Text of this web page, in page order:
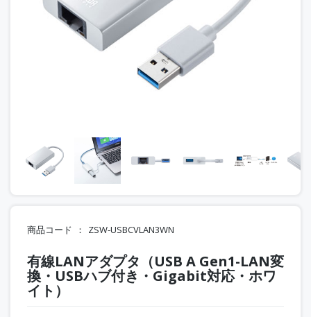
商品コード ZSW-USBCVLAN3WN
有線LANアダプタ（USB A Gen1-LAN変
換・USBハブ付き・Gigabit対応・ホワ
イト）